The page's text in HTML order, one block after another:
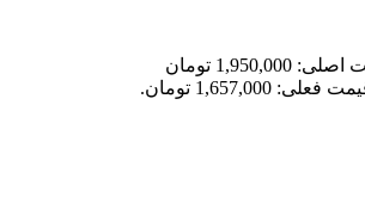
قیمت اصلی: 1,950,000 تومان
فعلی: 1,657,000 تومان.